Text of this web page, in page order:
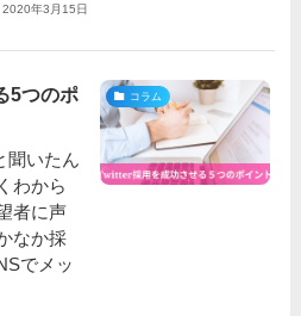
2020年3月15日
コラム
5つのポ
聞いたん
わから
者に声
なか採
でメッ